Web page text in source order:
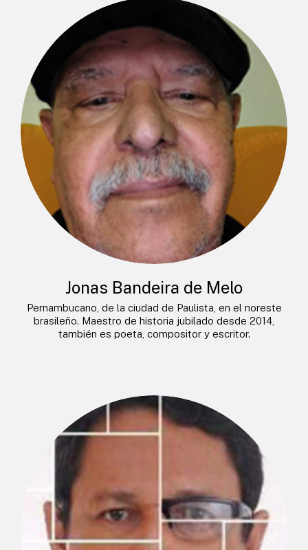
Jonas Bandeira de Melo
Pernambucano, de la ciudad de Paulista, en el noreste
brasileño. Maestro de historia jubilado desde 2014,
también es poeta, compositor y escritor.